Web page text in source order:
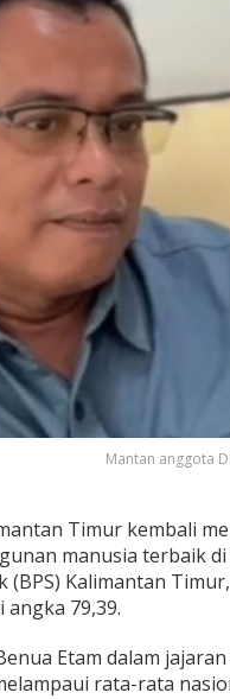
Mantan anggota
Timur kembali
manusia terbaik
Kalimantan
angka 79,39.
Etam dalam
rata-rata